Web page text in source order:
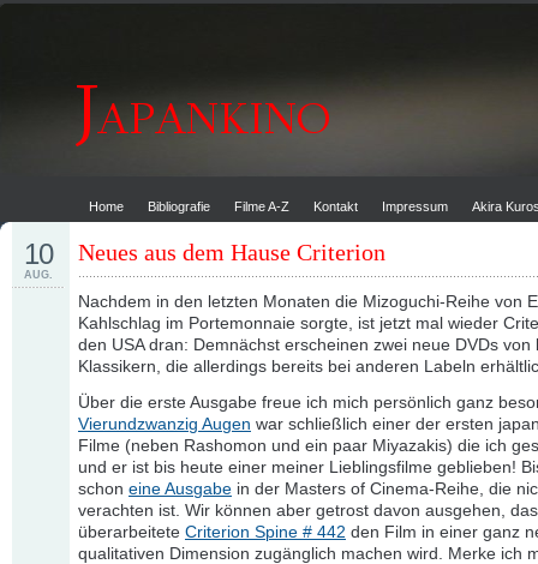
Home Bibliografie Filme A-Z Kontakt Impressum Akira
Neues aus dem Hause Criterion
10
AUG.
Nachdem in den letzten Monaten die Mizoguchi-Reihe von
Kahlschlag im Portemonnaie sorgte, ist jetzt mal wieder
den USA dran: Demnächst erscheinen zwei neue DVDs von
Klassikern, die allerdings bereits bei anderen Labeln
Über die erste Ausgabe freue ich mich persönlich ganz
Vierundzwanzig Augen war schließlich einer der ersten
Filme (neben Rashomon und ein paar Miyazakis) die ich
und er ist bis heute einer meiner Lieblingsfilme geblieben!
schon eine Ausgabe in der Masters of Cinema-Reihe, die
verachten ist. Wir können aber getrost davon ausgehen,
überarbeitete Criterion Spine # 442 den Film in einer ganz
qualitativen Dimension zugänglich machen wird. Merke ich